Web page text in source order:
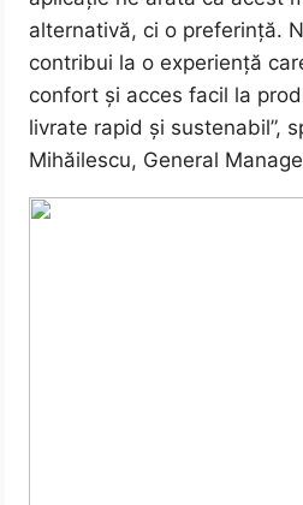
alternativă, ci o preferință.
contribui la o experiență
confort și acces facil la
livrate rapid și sustenabil”,
Mihăilescu, General